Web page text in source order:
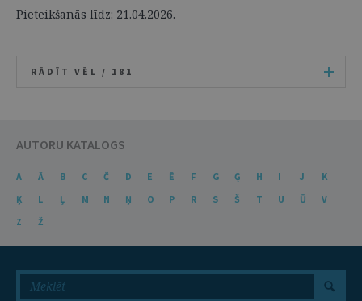
Pieteikšanās līdz: 21.04.2026.
RĀDĪT VĒL / 181
AUTORU KATALOGS
A Ā B C Č D E Ē F G Ģ H I J
K
Ķ
L Ļ M N Ņ O P R S Š T U Ū
V
Z
Ž